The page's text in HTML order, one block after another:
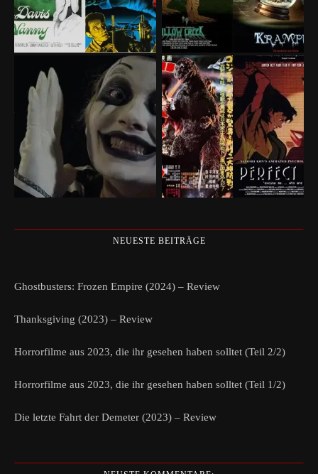
NEUESTE BEITRÄGE
Ghostbusters: Frozen Empire (2024) – Review
Thanksgiving (2023) – Review
Horrorfilme aus 2023, die ihr gesehen haben solltet (Teil 2/2)
Horrorfilme aus 2023, die ihr gesehen haben solltet (Teil 1/2)
Die letzte Fahrt der Demeter (2023) – Review